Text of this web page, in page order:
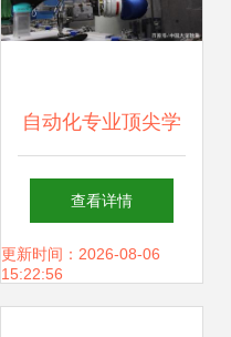
自动化专业顶尖学
府盘点 清华领跑，
上交紧追，哈工大
查看详情
更新时间：2026-08-06
15:22:56